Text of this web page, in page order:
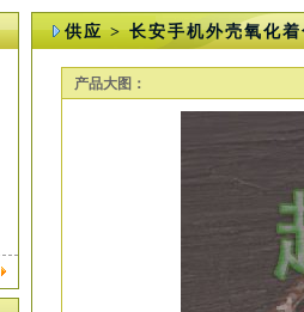
供应 > 长安手机外壳氧化
产品大图：